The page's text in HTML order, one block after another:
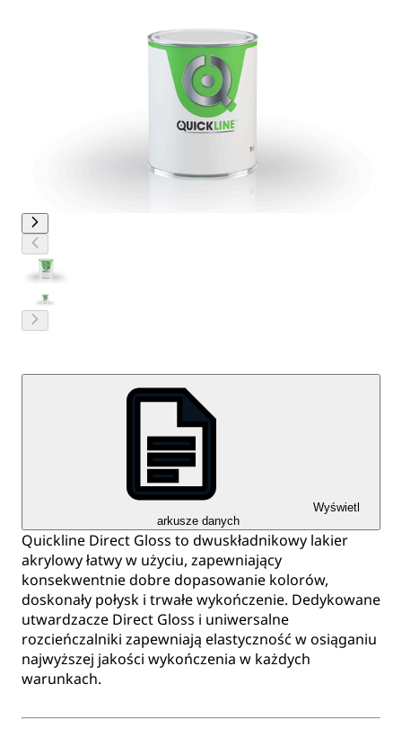
Wyświetl
arkusze danych
Quickline Direct Gloss to dwuskładnikowy lakier
akrylowy łatwy w użyciu, zapewniający
konsekwentnie dobre dopasowanie kolorów,
doskonały połysk i trwałe wykończenie. Dedykowane
utwardzacze Direct Gloss i uniwersalne
rozcieńczalniki zapewniają elastyczność w osiąganiu
najwyższej jakości wykończenia w każdych
warunkach.